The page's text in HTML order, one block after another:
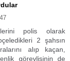
polis olarak
2 şahsın
alıp kaçan,
görevlisinin de